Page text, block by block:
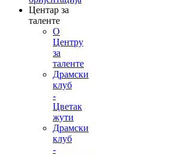
Центар за
таленте
О
Центру
за
таленте
Драмски
клуб
-
Цветак
жути
Драмски
клуб
-